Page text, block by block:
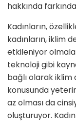
hakkında
Kadınların,
kadınların, iklim
etkileniyor
teknoloji gibi
bağlı olarak iklim
konusunda
az olması da
oluşturuyor.